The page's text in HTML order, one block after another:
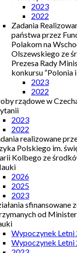
2023
2022
Zadania
państwa przez
Polakom na
Olszewskiego ze
Prezesa Rady
konkursu “Polonia
2023
2022
rządowe w
2023
2022
realizowane
Polskiego im.
Kolbego ze
2026
2025
2023
sfinansowane
od
Wypoczynek Letni
Wypoczynek Letni